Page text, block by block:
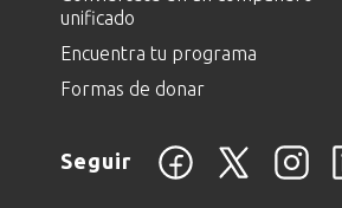
unificado
Encuentra tu programa
Formas de donar
Seguir